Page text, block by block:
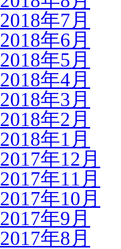
2018年7月
2018年6月
2018年5月
2018年4月
2018年3月
2018年2月
2018年1月
2017年12月
2017年11月
2017年10月
2017年9月
2017年8月